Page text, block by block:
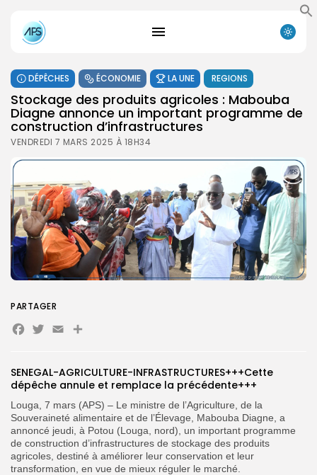
Search
for:
Search
Button
FR
DÉPÊCHES ÉCONOMIE LA UNE REGIONS
Stockage des produits agricoles : Mabouba
Diagne annonce un important programme de
construction d’infrastructures
VENDREDI 7 MARS 2025 À 18H34
SENEGAL-AGRICULTURE-INFRASTRUCTURES+++Cette
dépêche annule et remplace la précédente+++
Louga, 7 mars (APS) – Le ministre de l’Agriculture, de la
Souveraineté alimentaire et de l’Élevage, Mabouba Diagne, a
annoncé jeudi, à Potou (Louga, nord), un important programme
de construction d’infrastructures de stockage des produits
agricoles, destiné à améliorer leur conservation et leur
transformation, en vue de mieux réguler le marché.
PARTAGER
Facebook
Twitter
EmailPartager